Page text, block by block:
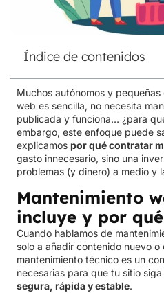
Índice de contenidos
Muchos autónomos y
web es sencilla, no necesita
publicada y funciona… ¿para
embargo, este enfoque puede
explicamos por qué contratar
gasto innecesario, sino una
problemas (y dinero) a medio y
Mantenimiento
incluye y por
Cuando hablamos de
solo a añadir contenido nuevo o
mantenimiento técnico es un
necesarias para que tu sitio
segura, rápida y estable.